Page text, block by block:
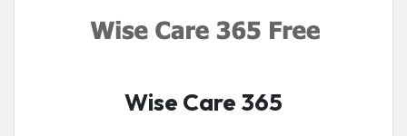
Wise Care 365